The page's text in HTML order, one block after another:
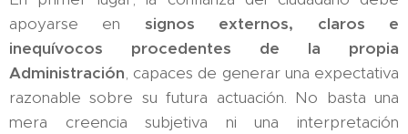
apoyarse en signos externos, claros e
inequívocos procedentes de la propia
Administración, capaces de generar una expectativa
razonable sobre su futura actuación. No basta una
mera creencia subjetiva ni una interpretación